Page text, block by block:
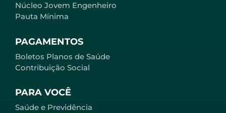
PARA VOCÊ
Saúde e Previdência
Núcleo Jovem Engenheiro
Pauta Mínima
PAGAMENTOS
Boletos Planos de Saúde
Contribuição Social